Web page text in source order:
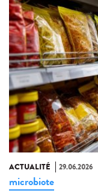
ACTUALITÉ 29.06.2026
microbiote